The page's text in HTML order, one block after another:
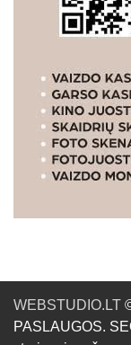
WEBSTUDIO.LT
PASLAUGOS.